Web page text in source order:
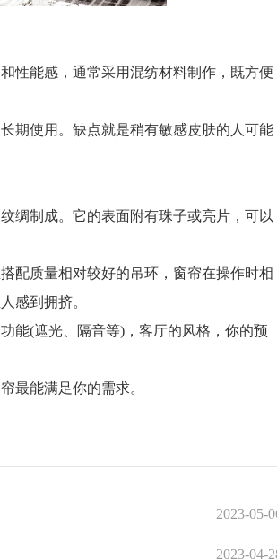
能感，通常采用混纺材料制作，既方便
使用。缺点就是稍有敏感皮肤的人可能
制成。它的表面附有珠子或亮片，可以
质量相对较好的吊环，窗帘在操作时相
感到拥挤。
(遮光、隔音等)，客厅的风格，你的预
能满足你的需求。
2023-05-
2023-04-